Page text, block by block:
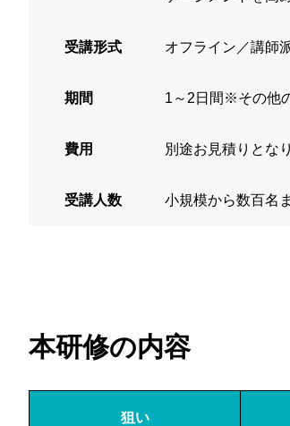
受講形式 オフライン／講師
期間 1～2日間※その他
費用 別途お見積りとな
受講人数 小規模から数百名
本研修の内容
狙い